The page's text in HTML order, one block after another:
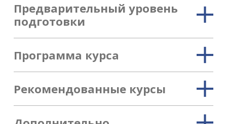
Предварительный уровень
подготовки
Программа курса
Рекомендованные курсы